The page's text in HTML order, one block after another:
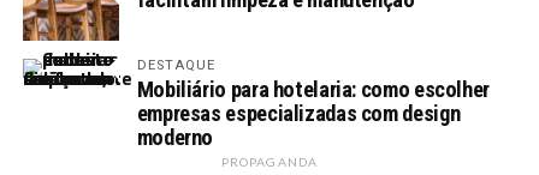
DESTAQUE
Mobiliário para hotelaria: como escolher
empresas especializadas com design
moderno
PROPAGANDA